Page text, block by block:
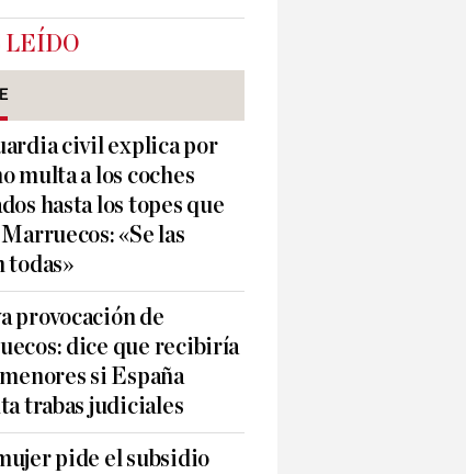
LEÍDO
civil explica por
multa a los coches
hasta los topes que
«Se las
todas»
provocación de
dice que recibiría
si España
trabas judiciales
pide el subsidio